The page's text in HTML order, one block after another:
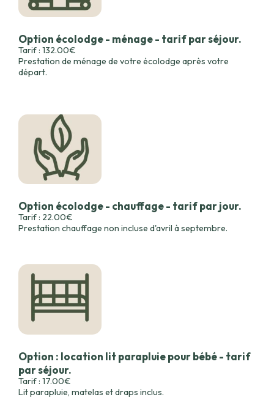
Option écolodge - ménage - tarif par séjour.
Tarif : 132.00€
Prestation de ménage de votre écolodge après votre
départ.
Option écolodge - chauffage - tarif par jour.
Tarif : 22.00€
Prestation chauffage non incluse d'avril à septembre.
Option : location lit parapluie pour bébé - tarif
par séjour.
Tarif : 17.00€
Lit parapluie, matelas et draps inclus.